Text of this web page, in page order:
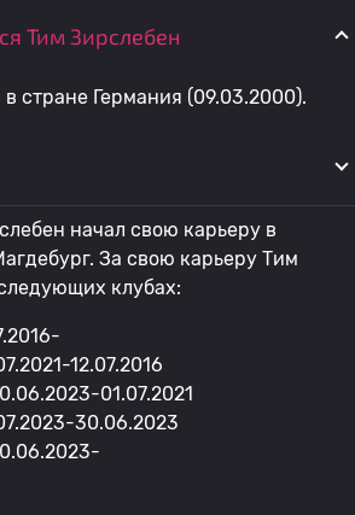
Тим Зирслебен
стране Германия (09.03.2000).
начал свою карьеру в
За свою карьеру Тим
клубах:
12.07.2016
01.07.2021
30.06.2023